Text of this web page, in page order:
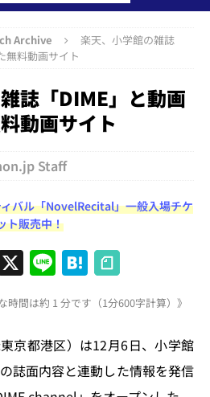
Archive
楽天、小学館の雑誌
無料動画サイト
誌「DIME」と動画
動画サイト
Staff
バル「NovelRecital」一般入場チケ
ト販売中！
X Li
n
e
H
at
e
n
a
時間は約 1 分です（1分600字計算）》
京都港区）は12月6日、小学館
誌面内容と連動した情報を発信